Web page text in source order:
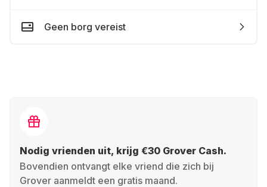
Geen borg vereist
Nodig vrienden uit, krijg €30 Grover Cash.
Bovendien ontvangt elke vriend die zich bij
Grover aanmeldt een gratis maand.